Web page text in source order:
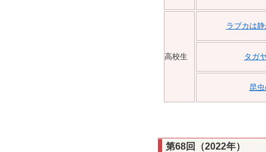
高校生
ラブカは
タガ
昆
第68回（2022年）